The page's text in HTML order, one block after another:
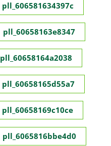
pll_606581634397c
pll_60658163e8347
pll_60658164a2038
pll_60658165d55a7
pll_60658169c10ce
pll_6065816bbe4d0